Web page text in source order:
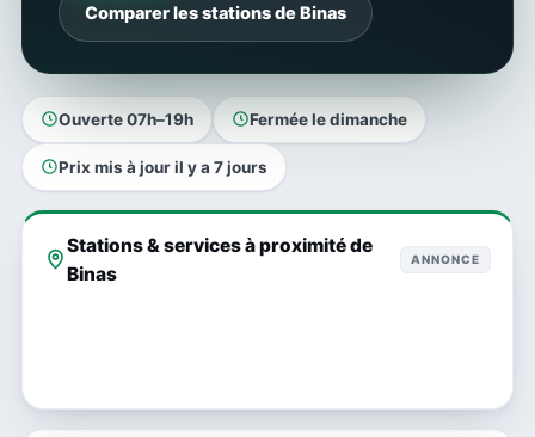
Comparer les stations de Binas
Ouverte 07h–19h Fermée le dimanche
Prix mis à jour il y a 7 jours
Stations & services à proximité de
Binas
ANNONCE